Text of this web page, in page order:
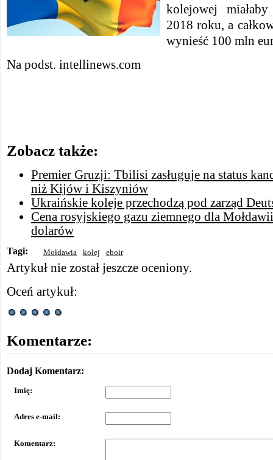
kolejowej
2018 roku, a
wynieść 100 mln
Na podst. intellinews.com
Zobacz także:
Premier Gruzji: Tbilisi zasługuje na status
niż Kijów i Kiszyniów
Ukraińskie koleje przechodzą pod zarząd
Cena rosyjskiego gazu ziemnego dla
dolarów
Tagi: Mołdawia kolej eboir
Artykuł nie został jeszcze oceniony.
Oceń artykuł:
Komentarze:
Dodaj Komentarz:
Imię:
Adres e-mail:
Komentarz: